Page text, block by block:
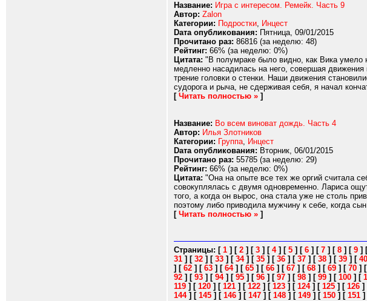
Название: Игра с интересом. Ремейк. Часть 9
Автор: Zalon
Категории: Подростки, Инцест
Dата опубликования: Пятница, 09/01/2015
Прочитано раз: 86816 (за неделю: 48)
Рейтинг: 66% (за неделю: 0%)
Цитата: "В полумраке было видно, как Вика умело
медленно насадилась на него, совершая
трение головки о стенки. Наши движения
судорога и рыча, не сдерживая себя, я начал
[ Читать полностью » ]
Название: Во всем виноват дождь. Часть 4
Автор: Илья Злотников
Категории: Группа, Инцест
Dата опубликования: Вторник, 06/01/2015
Прочитано раз: 55785 (за неделю: 29)
Рейтинг: 66% (за неделю: 0%)
Цитата: "Она на опыте все тех же оргий считала
совокуплялась с двумя одновременно. Лариса
того, а когда он вырос, она стала уже не столь
поэтому либо приводила мужчину к себе, когда
[ Читать полностью » ]
Страницы: [ 1 ] [ 2 ] [ 3 ] [ 4] [ 5 ] [ 6 ] [ 7 ] [ 8 ] [ 9 ]
31 ] [ 32 ] [ 33 ] [ 34] [ 35 ] [ 36 ] [ 37 ] [ 38 ] [ 39 ] [ 40
] [ 62 ] [ 63 ] [ 64] [ 65 ] [ 66 ] [ 67 ] [ 68 ] [ 69 ] [ 70 ] [
92 ] [ 93 ] [ 94] [ 95 ] [ 96 ] [ 97 ] [ 98 ] [ 99 ] [ 100 ] [
119 ] [ 120 ] [ 121 ] [ 122 ] [ 123 ] [ 124] [ 125 ] [ 126 ]
144] [ 145 ] [ 146 ] [ 147 ] [ 148 ] [ 149 ] [ 150 ] [ 151 ]